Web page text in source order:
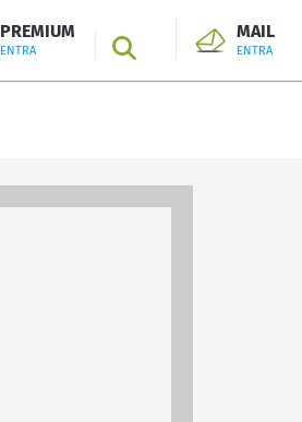
PREMIUM
ENTRA SEARCH
MAIL
ENTRA